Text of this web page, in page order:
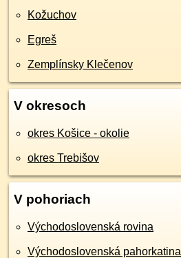
Kožuchov
Egreš
Zemplínsky Klečenov
V okresoch
okres Košice - okolie
okres Trebišov
V pohoriach
Východoslovenská rovina
Východoslovenská pahorkatina